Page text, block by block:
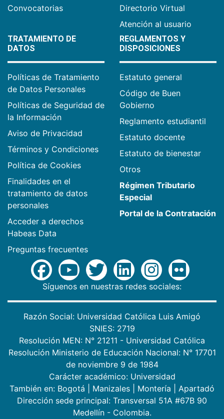
Convocatorias
Directorio Virtual
Atención al usuario
TRATAMIENTO DE
DATOS
Políticas de Tratamiento
de Datos Personales
Políticas de Seguridad de
la Información
Aviso de Privacidad
Términos y Condiciones
Política de Cookies
Finalidades en el
tratamiento de datos
personales
Acceder a derechos
Habeas Data
Preguntas frecuentes
REGLAMENTOS Y
DISPOSICIONES
Estatuto general
Código de Buen
Gobierno
Reglamento estudiantil
Estatuto docente
Estatuto de bienestar
Otros
Régimen Tributario
Especial
Portal de la Contratación
Síguenos en nuestras redes sociales:
Razón Social: Universidad Católica Luis Amigó
SNIES: 2719
Resolución MEN: N° 21211 - Universidad Católica
Resolución Ministerio de Educación Nacional: N° 17701
de noviembre 9 de 1984
Carácter académico: Universidad
También en: Bogotá Manizales Montería
Apartadó
Dirección sede principal: Transversal 51A #67B 90
Medellín - Colombia.